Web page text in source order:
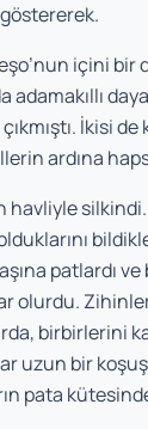
içini bir
adamakıllı
İkisi
ardına
havliyle
patlardı
olurdu.
birbirlerini
uzun bir
pata